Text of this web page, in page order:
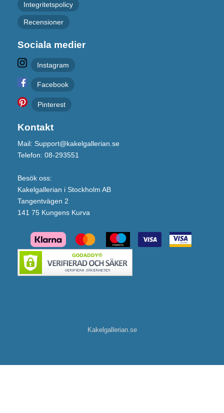
Integritetspolicy
Recensioner
Sociala medier
Instagram
Facebook
Pinterest
Kontakt
Mail: Support@kakelgallerian.se
Telefon: 08-293551
Besök oss:
Kakelgallerian i Stockholm AB
Tangentvägen 2
141 75 Kungens Kurva
Kakelgallerian.se